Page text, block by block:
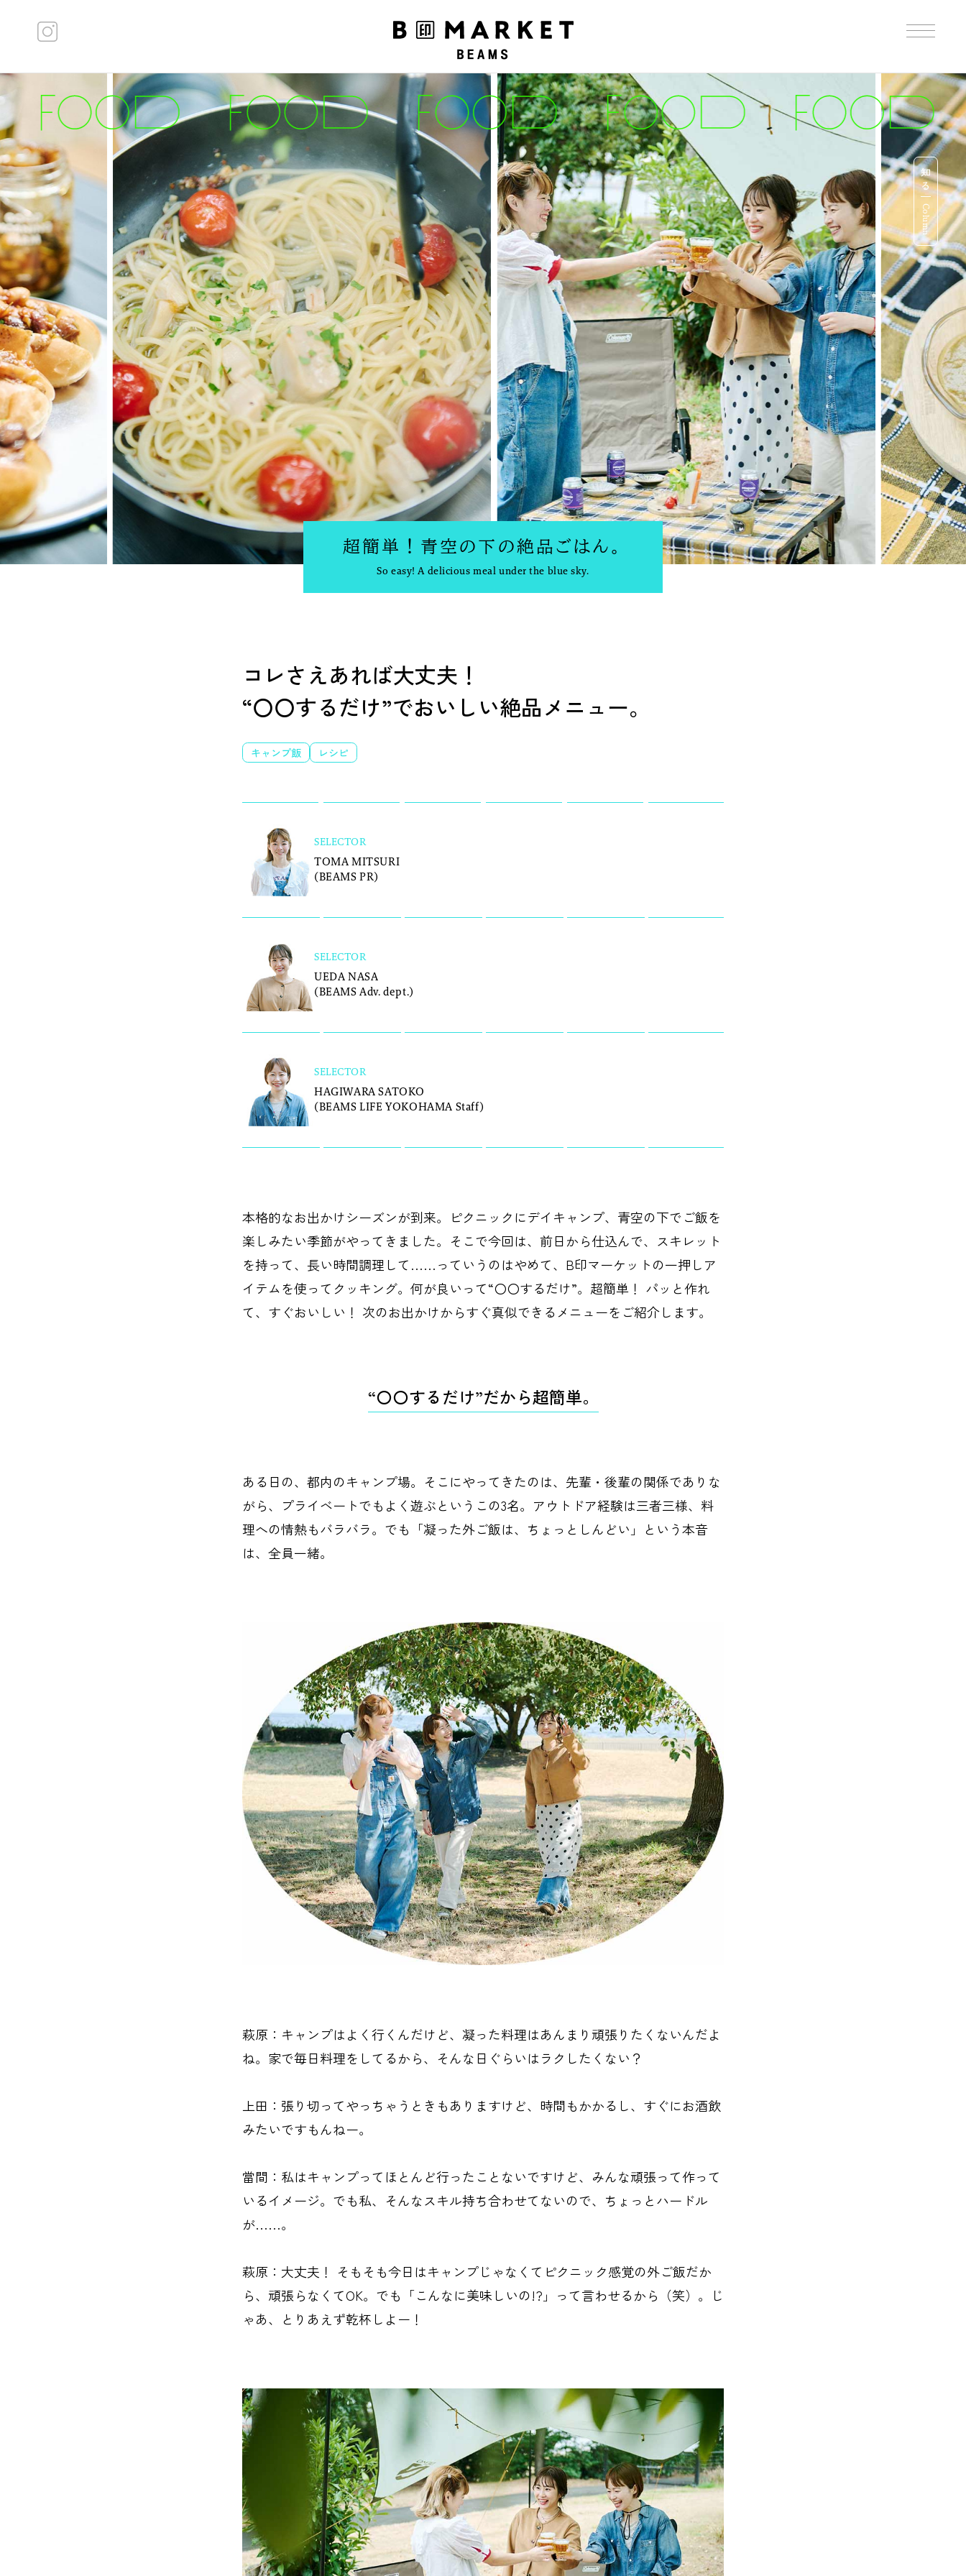
知る
Column
超簡単！青空の下の絶品ごはん。
So easy! A delicious meal under the blue sky.
コレさえあれば大丈夫！
“〇〇するだけ”でおいしい絶品メニュー。
キャンプ飯 レシピ
SELECTOR
TOMA MITSURI
(BEAMS PR)
SELECTOR
UEDA NASA
(BEAMS Adv. dept.)
SELECTOR
HAGIWARA SATOKO
(BEAMS LIFE YOKOHAMA Staff)
本格的なお出かけシーズンが到来。ピクニックにデイキャンプ、青空の下でご飯を
楽しみたい季節がやってきました。そこで今回は、前日から仕込んで、スキレット
を持って、長い時間調理して……っていうのはやめて、B印マーケットの一押しア
イテムを使ってクッキング。何が良いって“〇〇するだけ”。超簡単！ パッと作れ
て、すぐおいしい！ 次のお出かけからすぐ真似できるメニューをご紹介します。
“〇〇するだけ”だから超簡単。
ある日の、都内のキャンプ場。そこにやってきたのは、先輩・後輩の関係でありな
がら、プライベートでもよく遊ぶというこの3名。アウトドア経験は三者三様、料
理への情熱もバラバラ。でも「凝った外ご飯は、ちょっとしんどい」という本音
は、全員一緒。
萩原：キャンプはよく行くんだけど、凝った料理はあんまり頑張りたくないんだよ
ね。家で毎日料理をしてるから、そんな日ぐらいはラクしたくない？
上田：張り切ってやっちゃうときもありますけど、時間もかかるし、すぐにお酒飲
みたいですもんねー。
當間：私はキャンプってほとんど行ったことないですけど、みんな頑張って作って
いるイメージ。でも私、そんなスキル持ち合わせてないので、ちょっとハードル
が……。
萩原：大丈夫！ そもそも今日はキャンプじゃなくてピクニック感覚の外ご飯だか
ら、頑張らなくてOK。でも「こんなに美味しいの!?」って言わせるから（笑）。じ
ゃあ、とりあえず乾杯しよー！
私の偏愛話、聞いていってくれませんか？ B印的太鼓判マップ
B印マーケットの食専門市場！ モノの本質が分かる、出合いのるつぼ
PICK UP
夏を全力で楽しむために。
今や“街の定番”に。
インテリア 食器、キッチン ステーショナリー